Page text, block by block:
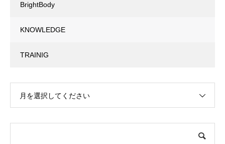
BrightBody
KNOWLEDGE
TRAINIG
月を選択してください